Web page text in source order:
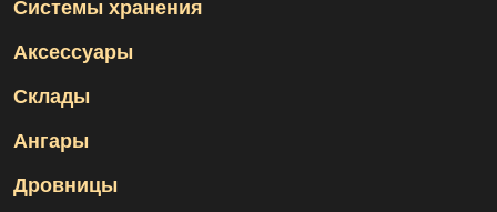
Системы хранения
Аксессуары
Склады
Ангары
Дровницы